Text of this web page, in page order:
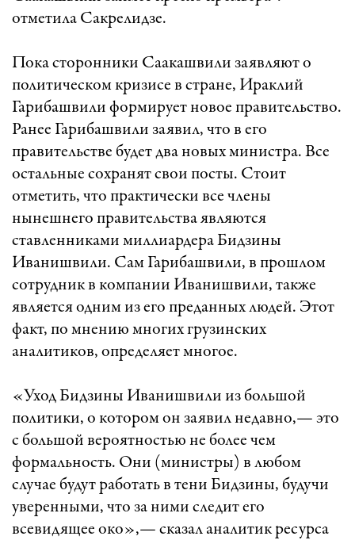
отметила Сакрелидзе.
Пока сторонники Саакашвили заявляют о
политическом кризисе в стране, Ираклий
Гарибашвили формирует новое правительство.
Ранее Гарибашвили заявил, что в его
правительстве будет два новых министра. Все
остальные сохранят свои посты. Стоит
отметить, что практически все члены
нынешнего правительства являются
ставленниками миллиардера Бидзины
Иванишвили. Сам Гарибашвили, в прошлом
сотрудник в компании Иванишвили, также
является одним из его преданных людей. Этот
факт, по мнению многих грузинских
аналитиков, определяет многое.
«Уход Бидзины Иванишвили из большой
политики, о котором он заявил недавно,— это
с большой вероятностью не более чем
формальность. Они (министры) в любом
случае будут работать в тени Бидзины, будучи
уверенными, что за ними следит его
всевидящее око»,— cказал аналитик ресурса